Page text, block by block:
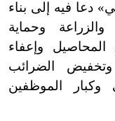
دعا فيه إلى بناء
وحماية
وإعفاء
الضرائب
وكبار الموظفين